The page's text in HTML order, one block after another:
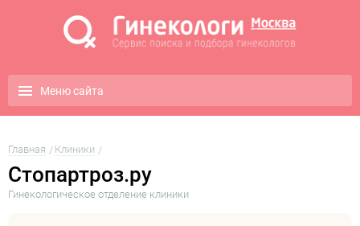
Меню сайта
Главная Клиники
Стопартроз.ру
Гинекологическое отделение клиники